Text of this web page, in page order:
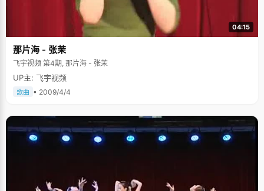
04:15
那片海 - 张茉
飞宇视频 第4期, 那片海 - 张茉
UP主: 飞宇视频
歌曲 • 2009/4/4